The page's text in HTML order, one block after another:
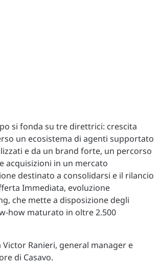
si fonda su tre direttrici: crescita
un ecosistema di agenti supportato
e da un brand forte, un percorso
acquisizioni in un mercato
destinato a consolidarsi e il rilancio
Immediata, evoluzione
che mette a disposizione degli
how maturato in oltre 2.500
Ranieri, general manager e
di Casavo.